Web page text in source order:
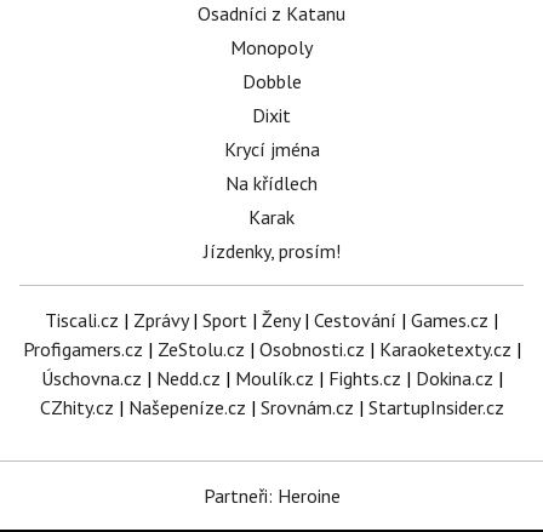
Osadníci z Katanu
Monopoly
Dobble
Dixit
Krycí jména
Na křídlech
Karak
Jízdenky, prosím!
Tiscali.cz | Zprávy| Sport | Ženy| Cestování | Games.cz |
Profigamers.cz | ZeStolu.cz | Osobnosti.cz | Karaoketexty.cz |
Úschovna.cz | Nedd.cz | Moulík.cz | Fights.cz | Dokina.cz |
CZhity.cz | Našepeníze.cz | Srovnám.cz | StartupInsider.cz
Partneři: Heroine